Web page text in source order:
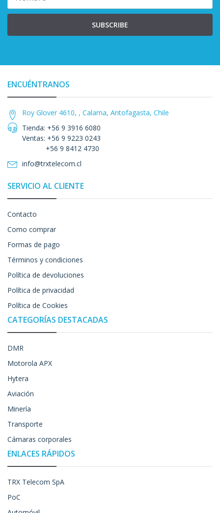
SUBSCRIBE
ENCUÉNTRANOS
Roy Glover 4610, , Calama, Antofagasta, Chile
Tienda: +56 9 3916 6080
Ventas: +56 9 9223 0243
+56 9 8412 4730
info@trxtelecom.cl
SERVICIO AL CLIENTE
Contacto
Como comprar
Formas de pago
Términos y condiciones
Política de devoluciones
Política de privacidad
Política de Cookies
CATEGORÍAS DESTACADAS
DMR
Motorola APX
Hytera
Aviación
Minería
Transporte
Cámaras corporales
ENLACES RÁPIDOS
TRX Telecom SpA
PoC